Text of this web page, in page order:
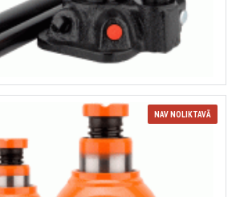
no 25.81€ līdz 30.60€
Izvēlēties variantus
NAV NOLIKTAVĀ